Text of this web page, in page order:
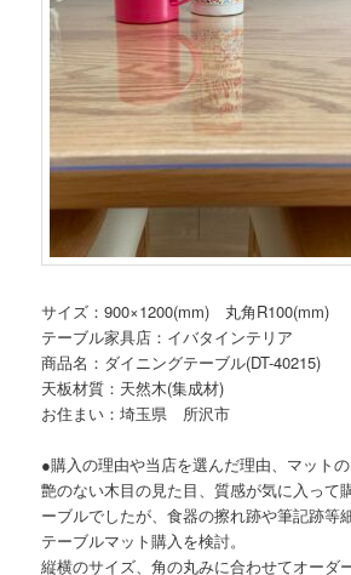
サイズ：900×1200(mm) 丸角R100(mm)
テーブル家具店：イバタインテリア
商品名：ダイニングテーブル(DT-40215)
天板材質：天然木(集成材)
お住まい：埼玉県 所沢市
●購入の理由や当店を選んだ理由、マット
艶のない木目の見た目、質感が気に入って
ーブルでしたが、食器の擦れ跡や筆記跡等
テーブルマット購入を検討。
縦横のサイズ、角の丸みに合わせてオーダー